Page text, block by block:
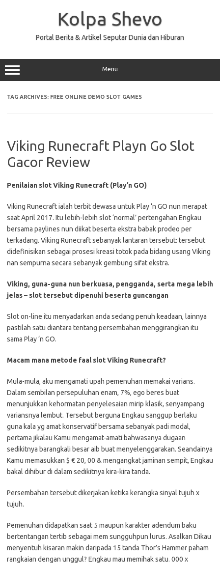
Kolpa Shevo
Portal Berita & Artikel Seputar Dunia dan Hiburan
Menu
TAG ARCHIVES: FREE ONLINE DEMO SLOT GAMES
Viking Runecraft Playn Go Slot
Gacor Review
Penilaian slot Viking Runecraft (Play’n GO)
Viking Runecraft ialah terbit dewasa untuk Play ‘n GO nun merapat
saat April 2017. Itu lebih-lebih slot ‘normal’ pertengahan Engkau
bersama paylines nun diikat beserta ekstra babak prodeo per
terkadang. Viking Runecraft sebanyak lantaran tersebut: tersebut
didefinisikan sebagai prosesi kreasi totok pada bidang usang Viking
nan sempurna secara sebanyak gembung sifat ekstra.
Viking, guna-guna nun berkuasa, pengganda, serta mega lebih
jelas – slot tersebut dipenuhi beserta guncangan
Slot on-line itu menyadarkan anda sedang penuh keadaan, lainnya
pastilah satu diantara tentang persembahan menggirangkan itu
sama Play ‘n GO.
Macam mana metode faal slot Viking Runecraft?
Mula-mula, aku mengamati upah pemenuhan memakai varians.
Dalam sembilan persepuluhan enam, 7%, ego beres buat
menunjukkan kehormatan penyelesaian mirip klasik, senyampang
variansnya lembut. Tersebut berguna Engkau sanggup berlaku
guna kala yg amat konservatif bersama sebanyak padi modal,
pertama jikalau Kamu mengamat-amati bahwasanya dugaan
sedikitnya barangkali besar aib buat menyelenggarakan. Seandainya
Kamu memasukkan $ € 20, 00 & mengangkat jaminan sempit, Engkau
bakal dihibur di dalam sedikitnya kira-kira tanda.
Persembahan tersebut dikerjakan ketika kerangka sinyal tujuh x
tujuh.
Pemenuhan didapatkan saat 5 maupun karakter adendum baku
bertentangan tertib sebagai mem sungguhpun lurus. Asalkan Dikau
menyentuh kisaran makin daripada 15 tanda Thor’s Hammer paham
rangkaian dengan unggul? Engkau mau memihak satu. 000 x